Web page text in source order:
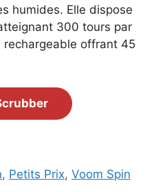
humides. Elle dispose
300 tours par
rechargeable offrant 45
, Petits Prix,Voom Spin